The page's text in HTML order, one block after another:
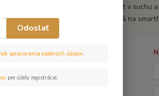
pomáha vám zostať v suchu
strane a dve vrecká na
Dostupnosť
Odoslať
spracovania osobných údajov.
pre účely registrácie.